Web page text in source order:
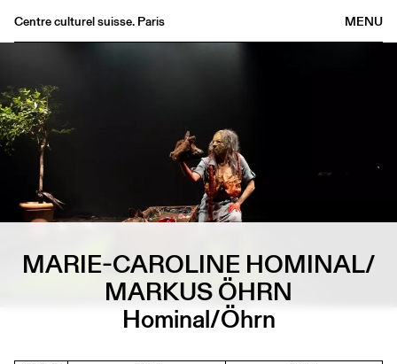
MENU
Centre culturel suisse. Paris
Bookshop
Buvette
Archives
Medias
Publications
About
FR/EN
MARIE-CAROLINE HOMINAL/
MARKUS ÖHRN
Hominal/Öhrn